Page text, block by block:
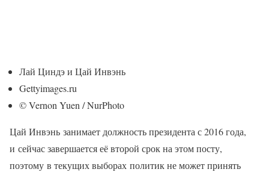
Лай Циндэ и Цай Инвэнь
Gettyimages.ru
© Vernon Yuen / NurPhoto
Цай Инвэнь занимает должность президента с 2016 года,
и сейчас завершается её второй срок на этом посту,
поэтому в текущих выборах политик не может принять